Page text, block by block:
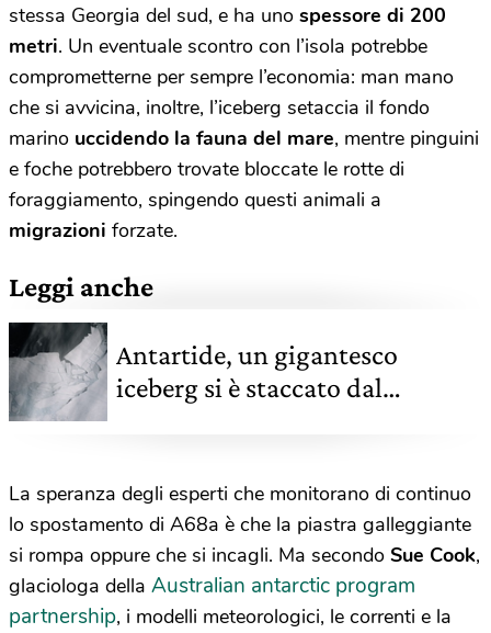
stessa Georgia del sud, e ha uno spessore di 200
metri. Un eventuale scontro con l’isola potrebbe
comprometterne per sempre l’economia: man mano
che si avvicina, inoltre, l’iceberg setaccia il fondo
marino uccidendo la fauna del mare, mentre pinguini
e foche potrebbero trovate bloccate le rotte di
foraggiamento, spingendo questi animali a
migrazioni forzate.
Leggi anche
Antartide, un gigantesco
iceberg si è staccato dal
La speranza degli esperti che monitorano di continuo
lo spostamento di A68a è che la piastra galleggiante
si rompa oppure che si incagli. Ma secondo Sue Cook,
glaciologa della Australian antarctic program
partnership, i modelli meteorologici, le correnti e la